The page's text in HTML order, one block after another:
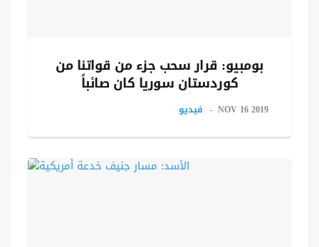
بومبيو: قرار سحب جزء من قواتنا من
كوردستان سوريا كان صائباً
NOV 16 2019 فيديو